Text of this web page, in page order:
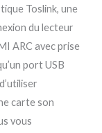
Toslink, une
du lecteur
ARC avec prise
port USB
carte son
vous